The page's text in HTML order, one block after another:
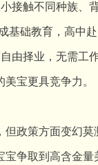
触不同种族、背
基础教育，高中
择业，无需工
宝更具竞争力。
策方面变幻莫
争取到高含金量